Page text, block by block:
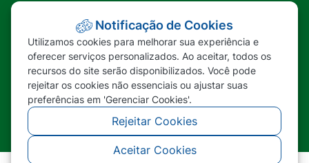
Transparência
Ouvidoria
SIC
Notificação de Cookies
Utilizamos cookies para melhorar sua experiência e
oferecer serviços personalizados. Ao aceitar, todos os
recursos do site serão disponibilizados. Você pode
rejeitar os cookies não essenciais ou ajustar suas
preferências em 'Gerenciar Cookies'.
Rejeitar Cookies
Aceitar Cookies